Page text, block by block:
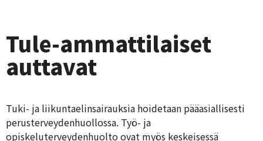
Tule-ammattilaiset
auttavat
Tuki- ja liikuntaelinsairauksia hoidetaan pääasiallisesti
perusterveydenhuollossa. Työ- ja
opiskeluterveydenhuolto ovat myös keskeisessä